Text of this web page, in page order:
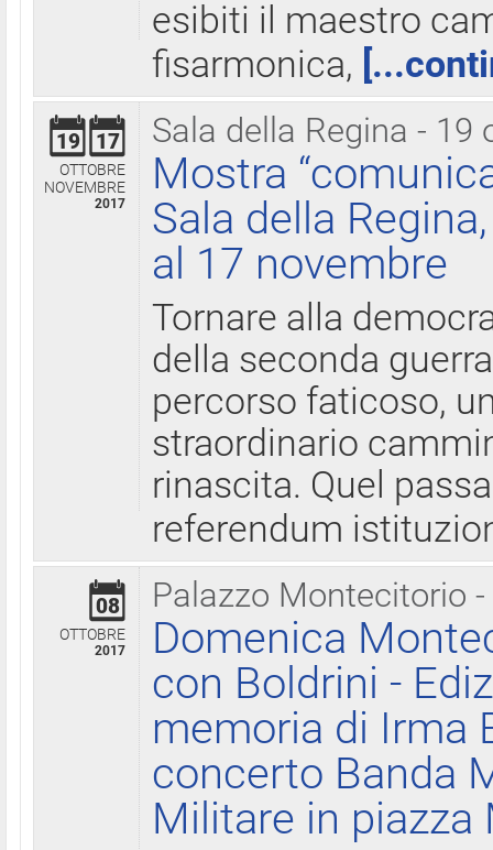
esibiti il maestro
fisarmonica,
Sala della Regina - 19
19 17
OTTOBRE
NOVEMBRE
2017
Mostra
Sala della
al 17 novembre
Tornare alla
della seconda
percorso faticoso,
straordinario
rinascita. Quel
referendum
Palazzo Montecitorio
08
OTTOBRE
2017
Domenica
con Boldrini -
memoria di Irma
concerto Banda
Militare in